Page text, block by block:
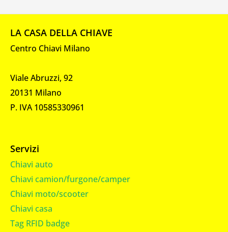
LA CASA DELLA CHIAVE
Centro Chiavi Milano
Viale Abruzzi, 92
20131 Milano
P. IVA 10585330961
Servizi
Chiavi auto
Chiavi camion/furgone/camper
Chiavi moto/scooter
Chiavi casa
Tag RFID badge